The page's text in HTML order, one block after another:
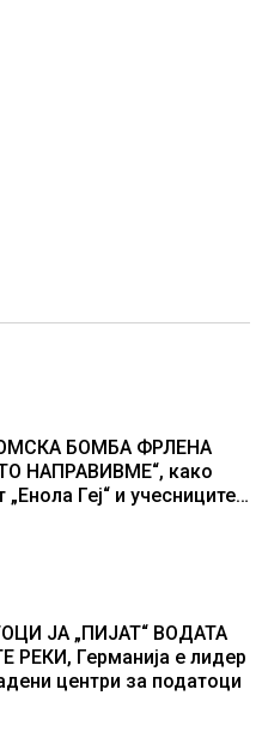
БОМБА ФРЛЕНА
НАПРАВИВМЕ“, како
Геј“ и учесниците
ЈА „ПИЈАТ“ ВОДАТА
Германија е лидер
центри за податоци